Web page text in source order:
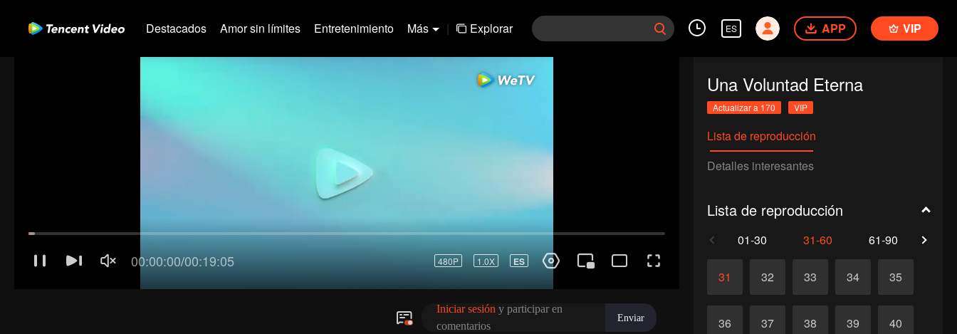
Destacados Amor sin límites Entretenimiento Más | Explorar ES APP VIP
Una Voluntad Eterna
Actualizar a 170 VIP
Lista de reproducción
Detalles interesantes
Lista de reproducción
01-30 31-60 61-90
31 32 33 34 35
36 37 38 39 40